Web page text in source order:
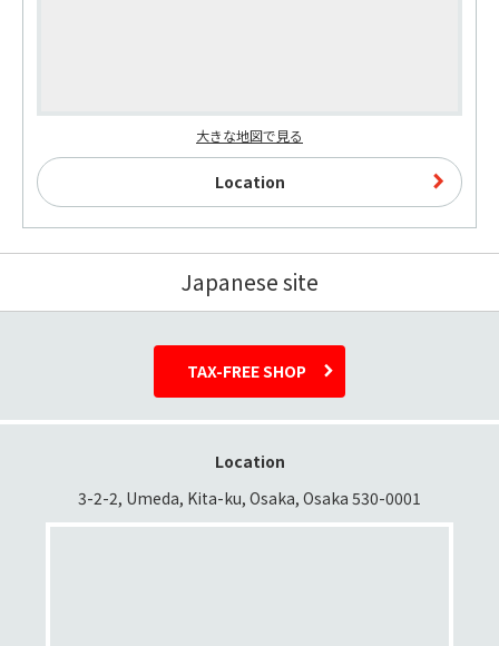
大きな地図で見る
Location
Japanese site
TAX-FREE SHOP
Location
3-2-2, Umeda, Kita-ku, Osaka, Osaka 530-0001